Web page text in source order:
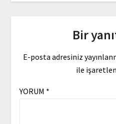
Bir
E-posta adresiniz
ile
YORUM *